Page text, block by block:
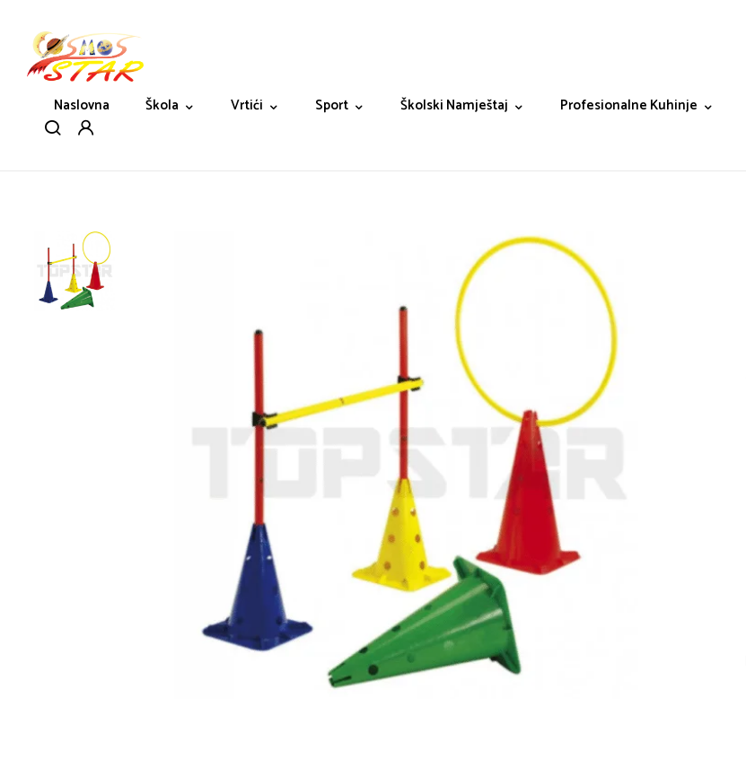
Naslovna Škola Vrtići Sport Školski Namještaj Profesionalne Kuhinje